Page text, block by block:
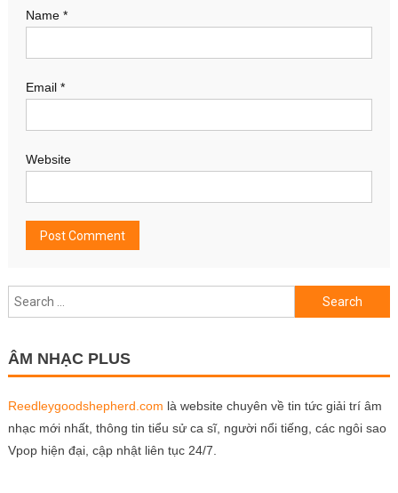
Name *
Email *
Website
Search
for:
ÂM NHẠC PLUS
Reedleygoodshepherd.com là website chuyên về tin tức giải trí âm
nhạc mới nhất, thông tin tiểu sử ca sĩ, người nổi tiếng, các ngôi sao
Vpop hiện đại, cập nhật liên tục 24/7.